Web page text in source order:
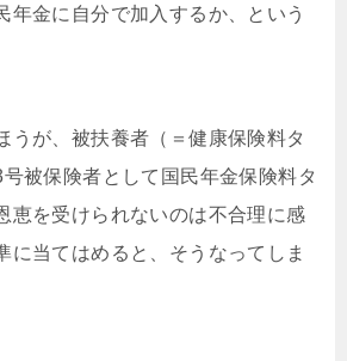
年金に自分で加入するか、という
うが、被扶養者（＝健康保険料タ
被保険者として国民年金保険料タ
恵を受けられないのは不合理に感
に当てはめると、そうなってしま